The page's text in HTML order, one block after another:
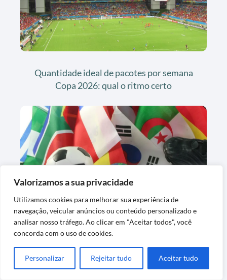
Valorizamos a sua privacidade
Utilizamos cookies para melhorar sua experiência de
navegação, veicular anúncios ou conteúdo personalizado e
analisar nosso tráfego. Ao clicar em "Aceitar todos", você
concorda com o uso de cookies.
Personalizar Rejeitar tudo Aceitar tudo
Quantidade ideal de pacotes por semana
Copa 2026: qual o ritmo certo
Taxa de repetidas no álbum da Copa 2026:
o que a estatística realmente diz